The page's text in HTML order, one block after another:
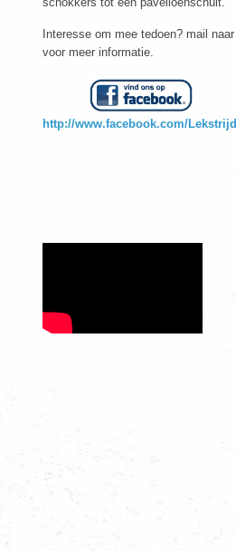
Interesse om mee tedoen? mail naar
voor meer informatie.
http://www.facebook.com/Lekstrijd